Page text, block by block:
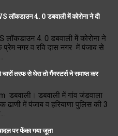
4. 0 डबवाली में कोरोना ने दी
लॉकडाउन 4. 0 डबवाली में कोरोना ने
प्रेम नगर व रवि दास नगर में पंजाब से
तरफ से घेरा तो गैंगस्टर्स ने समाप्त कर
डबवाली। डबवाली में गांव जंडवाला
ढाणी में पंजाब व हरियाणा पुलिस की 3
पर फेंका गया जूता